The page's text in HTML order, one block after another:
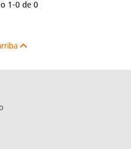
1-0 de 0